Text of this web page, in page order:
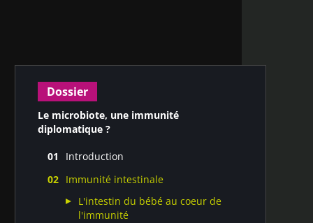
Dossier
Le microbiote, une immunité
diplomatique ?
Introduction
complexe entre microbiote et
immunité sont encore embryonnaires
Immunité intestinale
L'intestin du bébé au coeur de
l'immunité